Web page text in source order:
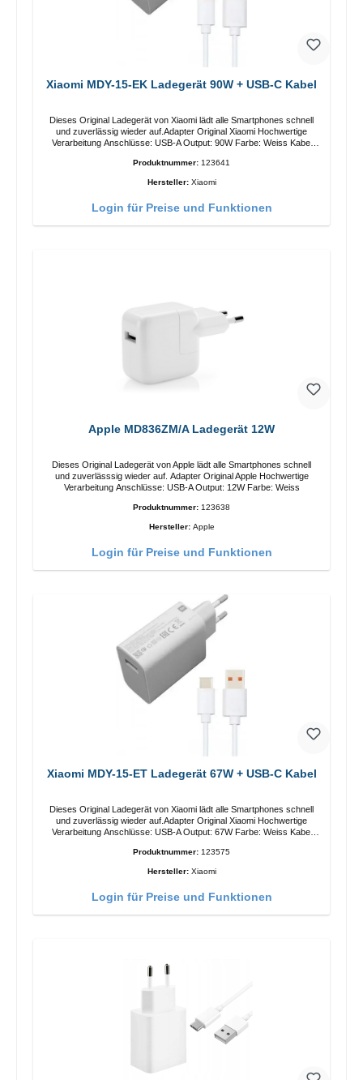
Xiaomi MDY-15-EK Ladegerät 90W + USB-C Kabel
Dieses Original Ladegerät von Xiaomi lädt alle Smartphones schnell
und zuverlässig wieder auf.Adapter Original Xiaomi Hochwertige
Verarbeitung Anschlüsse: USB-A Output: 90W Farbe: Weiss Kabel
Produktnummer: 123641
Hersteller: Xiaomi
Login für Preise und Funktionen
Apple MD836ZM/A Ladegerät 12W
Dieses Original Ladegerät von Apple lädt alle Smartphones schnell
und zuverlässsig wieder auf. Adapter Original Apple Hochwertige
Verarbeitung Anschlüsse: USB-A Output: 12W Farbe: Weiss
Produktnummer: 123638
Hersteller: Apple
Login für Preise und Funktionen
Xiaomi MDY-15-ET Ladegerät 67W + USB-C Kabel
Dieses Original Ladegerät von Xiaomi lädt alle Smartphones schnell
und zuverlässig wieder auf.Adapter Original Xiaomi Hochwertige
Verarbeitung Anschlüsse: USB-A Output: 67W Farbe: Weiss Kabel
Produktnummer: 123575
Hersteller: Xiaomi
Login für Preise und Funktionen